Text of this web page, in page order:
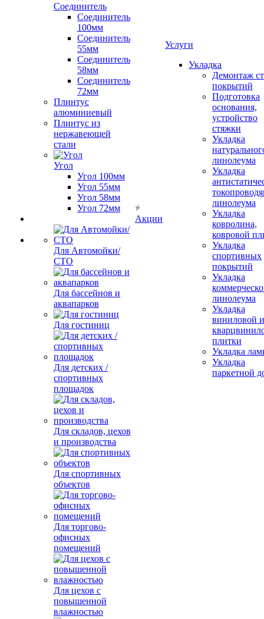
Соединитель
Соединитель
100мм
Соединитель
55мм
Соединитель
58мм
Соединитель
72мм
Плинтус
алюминиевый
Плинтус из
нержавеющей
стали
Угол
Угол 100мм
Угол 55мм
Угол 58мм
Угол 72мм
Для Автомойки/
СТО
Для бассейнов и
аквапарков
Для гостиниц
Для детских /
спортивных
площадок
Для складов, цехов
и производства
Для спортивных
объектов
Для торгово-
офисных
помещений
Для цехов с
повышенной
влажностью
Акции
Услуги
Укладка
Демонтаж
покрытий
Подготовка
основания,
устройство
стяжки
Укладка
линолеума
Укладка
линолеума
Укладка
ковролина,
ковровой
Укладка
спортивных
покрытий
Укладка
линолеума
Укладка
виниловой и
плитки
Укладка
Укладка
паркетной